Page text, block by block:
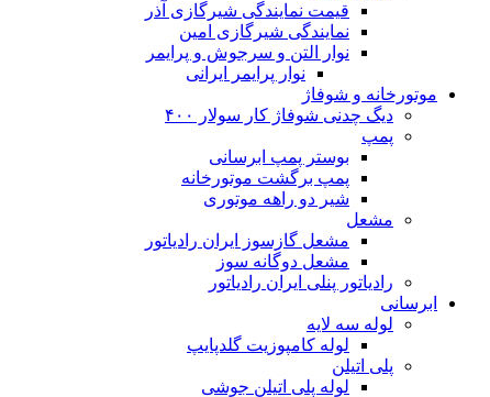
قیمت نمایندگی شیرگازی آذر
نمایندگی شیرگازی امین
نوار التن و سرجوش و پرایمر
نوار پرایمر ایرانی
موتورخانه و شوفاژ
دیگ چدنی شوفاژ کار سولار ۴۰۰
پمپ
بوستر پمپ ابرسانی
پمپ برگشت موتورخانه
شیر دو راهه موتوری
مشعل
مشعل گازسوز ایران رادیاتور
مشعل دوگانه سوز
رادیاتور پنلی ایران رادیاتور
ابرسانی
لوله سه لایه
لوله کامپوزیت گلدپایپ
پلی اتیلن
لوله پلی اتیلن جوشی